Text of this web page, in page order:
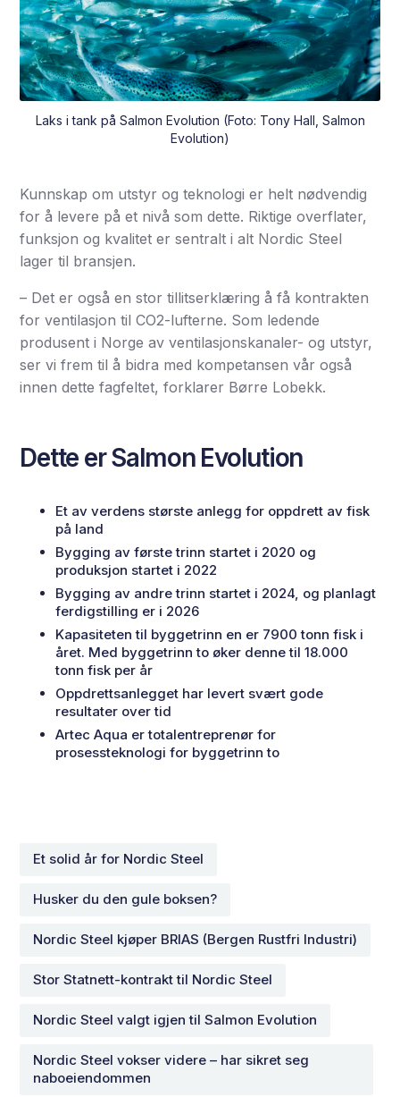
Laks i tank på Salmon Evolution (Foto: Tony Hall, Salmon
Evolution)
Kunnskap om utstyr og teknologi er helt nødvendig
for å levere på et nivå som dette. Riktige overflater,
funksjon og kvalitet er sentralt i alt Nordic Steel
lager til bransjen.
– Det er også en stor tillitserklæring å få kontrakten
for ventilasjon til CO2-lufterne. Som ledende
produsent i Norge av ventilasjonskanaler- og utstyr,
ser vi frem til å bidra med kompetansen vår også
innen dette fagfeltet, forklarer Børre Lobekk.
Dette er Salmon Evolution
Et av verdens største anlegg for oppdrett av fisk
på land
Bygging av første trinn startet i 2020 og
produksjon startet i 2022
Bygging av andre trinn startet i 2024, og planlagt
ferdigstilling er i 2026
Kapasiteten til byggetrinn en er 7900 tonn fisk i
året. Med byggetrinn to øker denne til 18.000
tonn fisk per år
Oppdrettsanlegget har levert svært gode
resultater over tid
Artec Aqua er totalentreprenør for
prosessteknologi for byggetrinn to
Et solid år for Nordic Steel
Husker du den gule boksen?
Nordic Steel kjøper BRIAS (Bergen Rustfri Industri)
Stor Statnett-kontrakt til Nordic Steel
Nordic Steel valgt igjen til Salmon Evolution
Nordic Steel vokser videre – har sikret seg
naboeiendommen